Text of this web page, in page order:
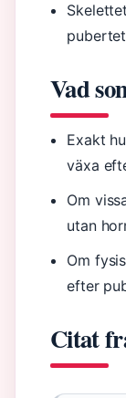
Vad
Exakt
växa
Om
utan
Om
efter
Citat